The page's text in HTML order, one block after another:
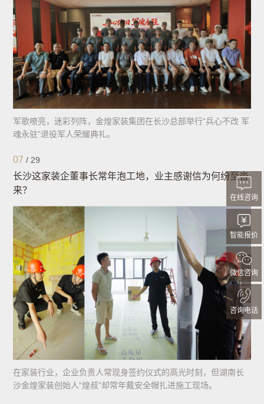
在线咨询
智能报价
微信咨询
咨询电话
军歌嘹亮，迷彩列阵，金煌家装集团在长沙总部举行“兵心不改 军
魂永驻”退役军人荣耀典礼。
07 / 29
长沙这家装企董事长常年泡工地，业主感谢信为何纷至沓
来？
在家装行业，企业负责人常现身签约仪式的高光时刻，但湖南长
沙金煌家装创始人“煌叔”却常年戴安全帽扎进施工现场。